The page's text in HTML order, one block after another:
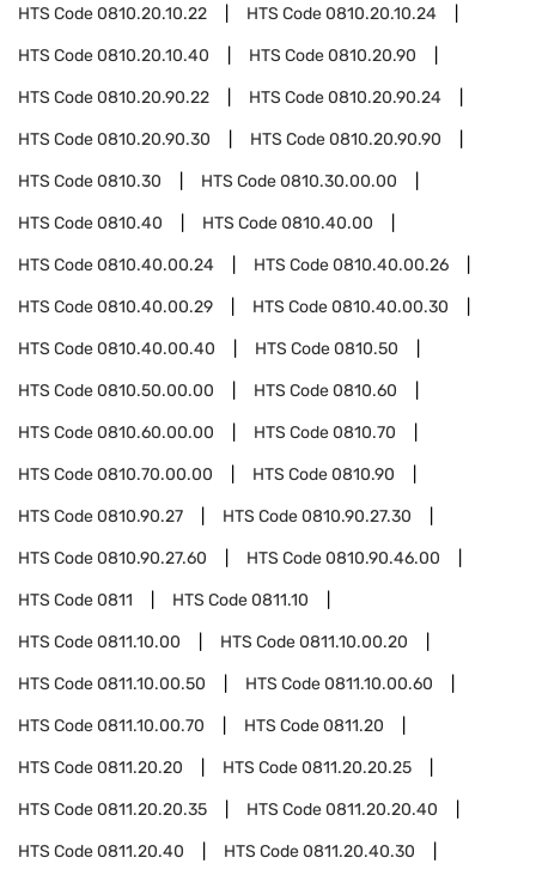
HTS Code0810.20.10.22 HTS Code0810.20.10.24
HTS Code0810.20.10.40 HTS Code0810.20.90
HTS Code0810.20.90.22 HTS Code0810.20.90.24
HTS Code0810.20.90.30 HTS Code0810.20.90.90
HTS Code0810.30 HTS Code0810.30.00.00
HTS Code0810.40 HTS Code0810.40.00
HTS Code0810.40.00.24 HTS Code0810.40.00.26
HTS Code0810.40.00.29 HTS Code0810.40.00.30
HTS Code0810.40.00.40 HTS Code0810.50
HTS Code0810.50.00.00 HTS Code0810.60
HTS Code0810.60.00.00 HTS Code0810.70
HTS Code0810.70.00.00 HTS Code0810.90
HTS Code0810.90.27 HTS Code0810.90.27.30
HTS Code0810.90.27.60 HTS Code0810.90.46.00
HTS Code0811 HTS Code0811.10
HTS Code0811.10.00 HTS Code0811.10.00.20
HTS Code0811.10.00.50 HTS Code0811.10.00.60
HTS Code0811.10.00.70 HTS Code0811.20
HTS Code0811.20.20 HTS Code0811.20.20.25
HTS Code0811.20.20.35 HTS Code0811.20.20.40
HTS Code0811.20.40 HTS Code0811.20.40.30